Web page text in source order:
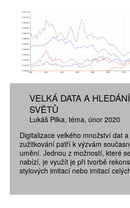
VELKÁ DATA A
SVĚTŮ
Lukáš Pilka téma únor 2020
Digitalizace velkého množství dat
zužitkování patří k výzvám
umění. Jednou z možností, které
nabízí, je využít je při tvorbě
stylových imitací nebo imitací